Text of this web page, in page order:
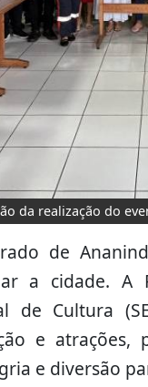
da realização do
de
a cidade. A
de Cultura
e
e diversão